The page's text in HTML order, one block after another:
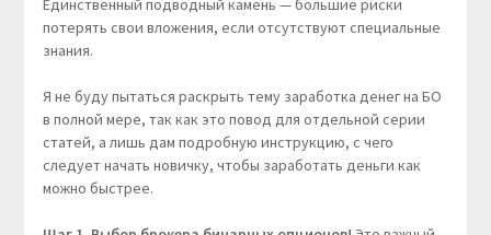
Единственный подводный камень — большие риски
потерять свои вложения, если отсутствуют специальные
знания.
Я не буду пытаться раскрыть тему заработка денег на БО
в полной мере, так как это повод для отдельной серии
статей, а лишь дам подробную инструкцию, с чего
следует начать новичку, чтобы заработать деньги как
можно быстрее.